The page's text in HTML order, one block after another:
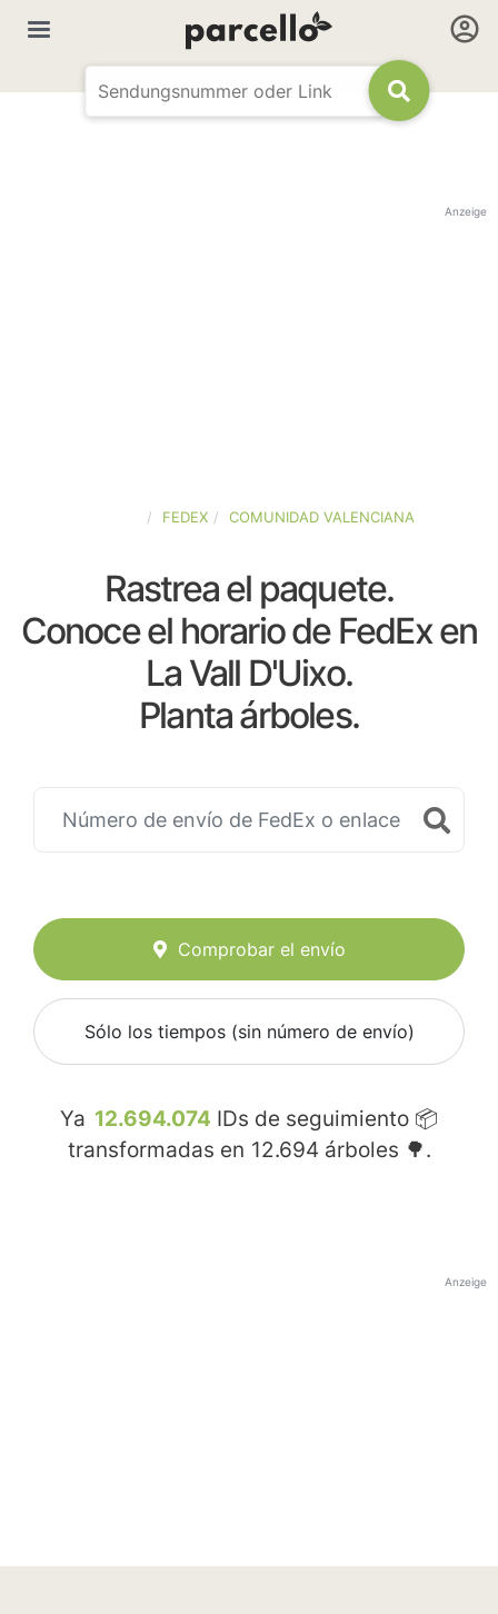
Anzeige
FEDEX COMUNIDAD VALENCIANA
Rastrea el paquete.
Conoce el horario de FedEx en
La Vall D'Uixo.
Planta árboles.
Comprobar el envío
Sólo los tiempos (sin número de envío)
Ya 12.694.074 IDs de seguimiento 📦
transformadas en 12.694 árboles 🌳.
Anzeige